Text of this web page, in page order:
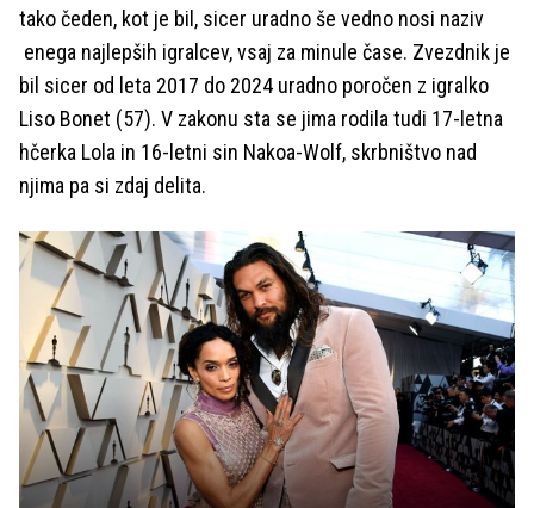
tako čeden, kot je bil, sicer uradno še vedno nosi naziv
enega najlepših igralcev, vsaj za minule čase. Zvezdnik je
bil sicer od leta 2017 do 2024 uradno poročen z igralko
Liso Bonet (57). V zakonu sta se jima rodila tudi 17-letna
hčerka Lola in 16-letni sin Nakoa-Wolf, skrbništvo nad
njima pa si zdaj delita.